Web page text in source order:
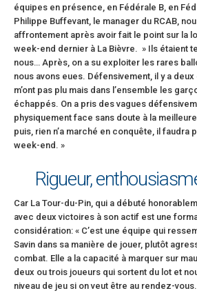
équipes en présence, en Fédérale B, en
Philippe Buffevant, le manager du RCAB,
affrontement après avoir fait le point sur la
week-end dernier à La Bièvre. » Ils étaient
nous… Après, on a su exploiter les rares
nous avons eues. Défensivement, il y a
m’ont pas plu mais dans l’ensemble les
échappés. On a pris des vagues
physiquement face sans doute à la
puis, rien n’a marché en conquête, il faudra
week-end. »
Rigueur,
Car La Tour-du-Pin, qui a débuté
avec deux victoires à son actif est une
considération: « C’est une équipe qui
Savin dans sa manière de jouer, plutôt
combat. Elle a la capacité à marquer sur
deux ou trois joueurs qui sortent du lot et
niveau de jeu si on veut être au rendez-vous.